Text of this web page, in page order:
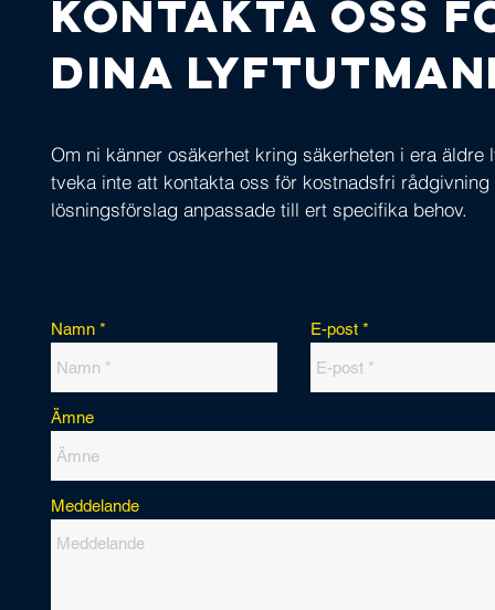
Kontakta oss
dina
Om ni känner osäkerhet kring säkerheten i era äldre
tveka inte att kontakta oss för kostnadsfri rådgivning
lösningsförslag anpassade till ert specifika behov.
Namn E-post
Ämne
Meddelande